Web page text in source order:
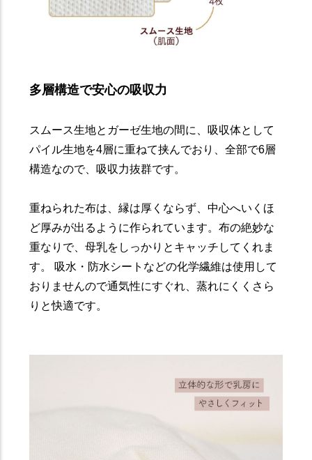
多層構造で安心の吸収力
スムース生地とガーゼ生地の間に、吸収体として
パイル生地を4層に重ねて挟んでおり、全部で6層
構造なので、吸収力抜群です。
重ねられた布は、縁は厚くならず、中心へいくほ
ど厚みが出るように作られています。布の絶妙な
重なりで、母乳をしっかりとキャッチしてくれま
す。 吸水・防水シートなどの化学繊維は使用して
おりませんので通気性にすぐれ、蒸れにくくさら
りと快適です。